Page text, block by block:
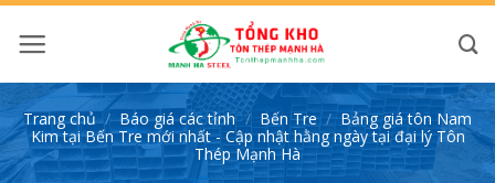
qua
nội
dungTrang chủ / Báo giá các tỉnh / Bến Tre / Bảng giá tôn Nam
Kim tại Bến Tre mới nhất - Cập nhật hằng ngày tại đại lý Tôn
Thép Mạnh Hà